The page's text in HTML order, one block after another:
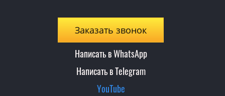
Заказать звонок
Написать в WhatsApp
Написать в Telegram
YouTube